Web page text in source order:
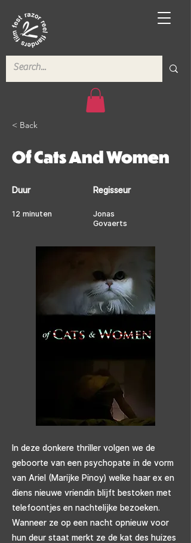
< Back
Of Cats And Women
Duur
12 minuten
Regisseur
Jonas
Govaerts
In deze donkere thriller volgen we de
geboorte van een psychopate in de vorm
van Ariel (Marijke Pinoy) welke haar ex en
diens nieuwe vriendin blijft bestoken met
telefoontjes en nachtelijke bezoeken.
Wanneer ze op een nacht opnieuw voor
hun deur staat merkt ze de kat des huizes